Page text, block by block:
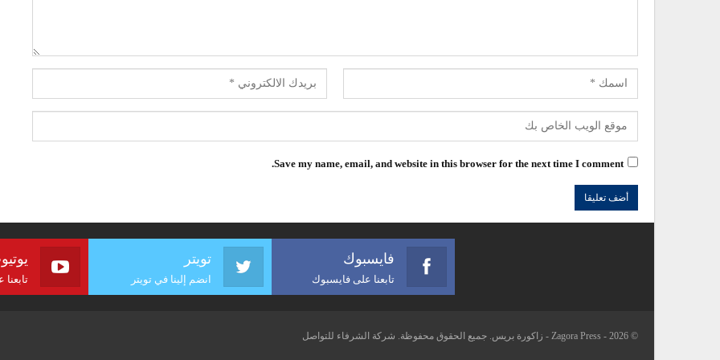
Save my name, email, and website in this browser for the next time I comment.
فايسبوك
تابعنا على فايسبوك
تويتر
انضم إلينا في تويتر
© 2026 - Zagora Press - زاكورة بريس. جميع الحقوق محفوظة. شركة الشرفاء للتواصل